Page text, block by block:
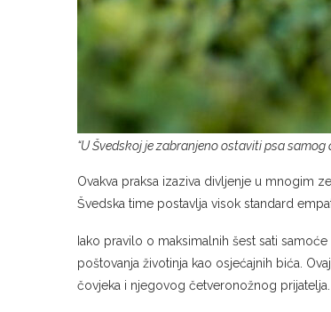
“U Švedskoj je zabranjeno ostaviti psa samog
Ovakva praksa izaziva divljenje u mnogim
Švedska time postavlja visok standard
Iako pravilo o maksimalnih šest sati
poštovanja životinja kao osjećajnih bića.
čovjeka i njegovog četveronožnog prijatelja.